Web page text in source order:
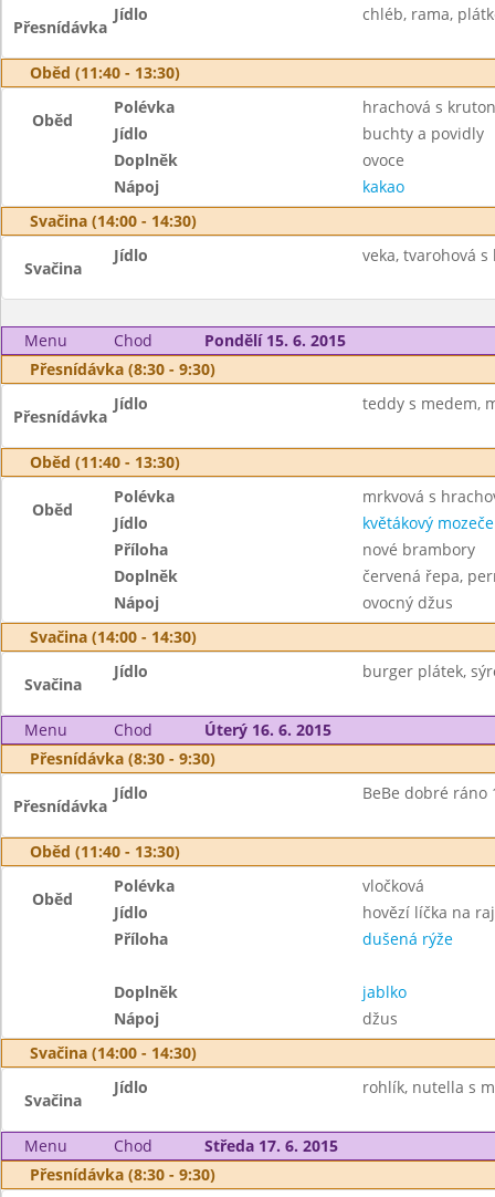
Přesnídávka
Jídlo chléb, rama,
Oběd (11:40 - 13:30)
Oběd
Polévka
hrachová s
Jídlo
buchty a povidly
Doplněk
ovoce
Nápoj
kakao
Svačina (14:00 - 14:30)
Svačina
Jídlo veka, tvarohová
Menu Chod
Pondělí 15. 6. 2015
Přesnídávka (8:30 - 9:30)
Přesnídávka
Jídlo teddy s medem,
Oběd (11:40 - 13:30)
Oběd
Polévka
mrkvová s
Jídlo
květákový
Příloha
nové brambory
Doplněk
červená řepa,
Nápoj
ovocný džus
Svačina (14:00 - 14:30)
Svačina
Jídlo burger plátek,
Menu Chod
Úterý 16. 6. 2015
Přesnídávka (8:30 - 9:30)
Přesnídávka
Jídlo BeBe dobré ráno
Oběd (11:40 - 13:30)
Oběd
Polévka
vločková
Jídlo
hovězí líčka na
Příloha
dušená rýže
Doplněk
jablko
Nápoj
džus
Svačina (14:00 - 14:30)
Svačina
Jídlo rohlík, nutella s
Menu Chod
Středa 17. 6. 2015
Přesnídávka (8:30 - 9:30)